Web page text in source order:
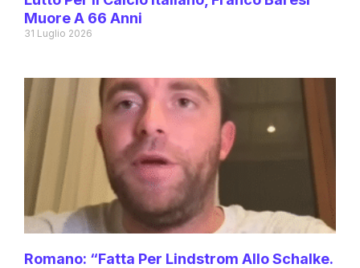
Muore A 66 Anni
31 Luglio 2026
Romano: “Fatta Per Lindstrom Allo Schalke.